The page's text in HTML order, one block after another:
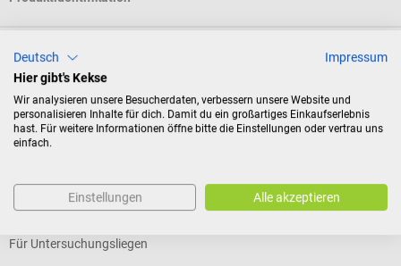
Bewertungen
Zubehör
Fußauflage
Für Untersuchungsliegen
Deutsch
Impressum
Hier gibt's Kekse
Wir analysieren unsere Besucherdaten, verbessern unsere Website und
personalisieren Inhalte für dich. Damit du ein großartiges Einkaufserlebnis
hast. Für weitere Informationen öffne bitte die Einstellungen oder vertrau uns
einfach.
Einstellungen Alle akzeptieren